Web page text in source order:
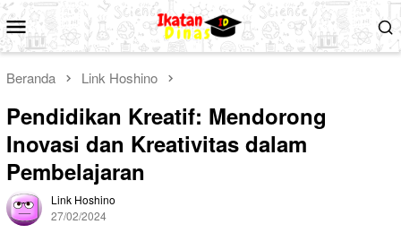
Loncat
ke
konten
Menu
Mobile
Beranda Link Hoshino
Pendidikan Kreatif: Mendorong
Inovasi dan Kreativitas dalam
Pembelajaran
Link Hoshino
27/02/2024